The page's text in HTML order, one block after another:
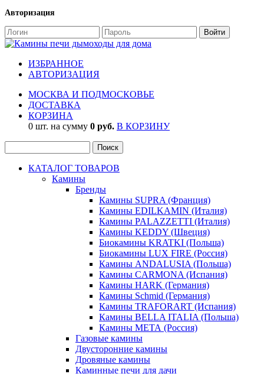
Авторизация
ИЗБРАННОЕ
АВТОРИЗАЦИЯ
МОСКВА И ПОДМОСКОВЬЕ
ДОСТАВКА
КОРЗИНА
0 шт. на сумму 0 руб. В КОРЗИНУ
КАТАЛОГ ТОВАРОВ
Камины
Бренды
Камины SUPRA (Франция)
Камины EDILKAMIN (Италия)
Камины PALAZZETTI (Италия)
Камины KEDDY (Швеция)
Биокамины KRATKI (Польша)
Биокамины LUX FIRE (Россия)
Камины ANDALUSIA (Польша)
Камины CARMONA (Испания)
Камины HARK (Германия)
Камины Schmid (Германия)
Камины TRAFORART (Испания)
Камины BELLA ITALIA (Польша)
Камины МЕТА (Россия)
Газовые камины
Двусторонние камины
Дровяные камины
Каминные печи для дачи